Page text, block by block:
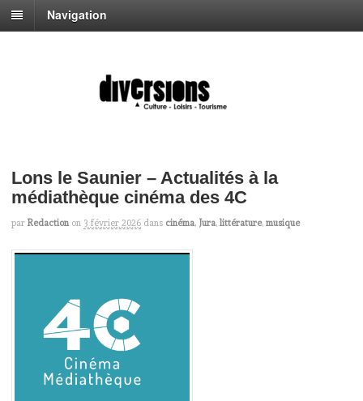
Navigation
Lons le Saunier – Actualités à la
médiathèque cinéma des 4C
par Redaction on 3 février 2026 dans cinéma, Jura, littérature, musique